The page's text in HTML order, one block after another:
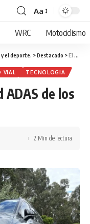
Cambiar
tamaño
fuente
Aa
WRC Motociclismo
el deporte. >Destacado >El sistema de seguridad ADAS de los vehículos BAIC
VIAL TECNOLOGIA
ADAS de los
2 Min de lectura